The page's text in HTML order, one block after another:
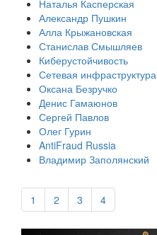
Наталья Касперская
Александр Пушкин
Алла Крыжановская
Станислав Смышляев
Киберустойчивость
Сетевая инфраструктура
Оксана Безручко
Денис Гамаюнов
Сергей Павлов
Олег Гурин
AntiFraud Russia
Владимир Заполянский
1 2 3 4